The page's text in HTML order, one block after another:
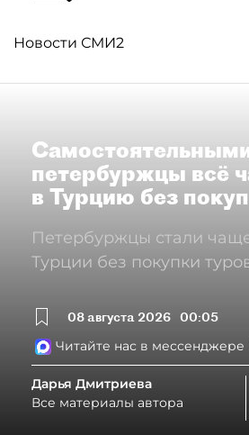
Новости СМИ2
петербуржцы всё
в Турцию без
Петербуржцы стали
Турции без покупки
08 августа 2026 00:05
Читайте нас в мессенджере
Дарья Дмитриева
Все материалы автора